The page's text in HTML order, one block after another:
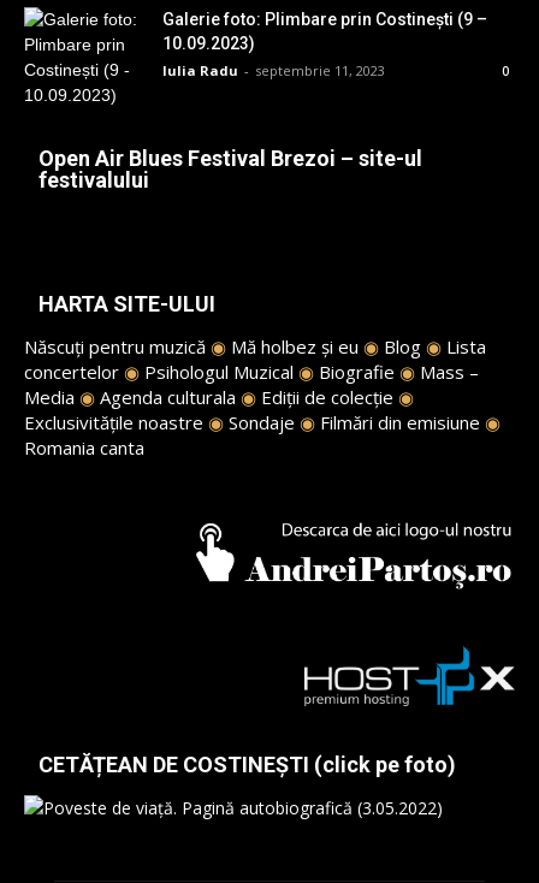
Galerie foto: Plimbare prin Costinești (9 –
10.09.2023)
Iulia Radu - septembrie 11, 2023 0
Open Air Blues Festival Brezoi – site-ul
festivalului
HARTA SITE-ULUI
Născuți pentru muzică ◉ Mă holbez și eu ◉ Blog ◉ Lista
concertelor ◉ Psihologul Muzical ◉ Biografie ◉ Mass –
Media ◉ Agenda culturala ◉ Ediții de colecție ◉
Exclusivitățile noastre ◉ Sondaje ◉ Filmări din emisiune ◉
Romania canta
CETĂȚEAN DE COSTINEȘTI (click pe foto)